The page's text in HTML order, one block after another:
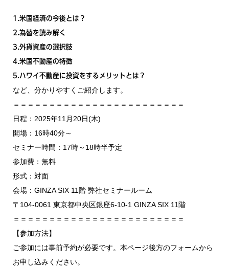
1.米国経済の今後とは？
2.為替を読み解く
3.外貨資産の選択肢
4.米国不動産の特徴
5.ハワイ不動産に投資をするメリットとは？
など、分かりやすくご紹介します。
＝＝＝＝＝＝＝＝＝＝＝＝＝＝＝＝＝＝＝＝＝＝＝＝
日程：2025年11月20日(木)
開場：16時40分～
セミナー時間：17時～18時半予定
参加費：無料
形式：対面
会場：GINZA SIX 11階 弊社セミナールーム
〒104-0061 東京都中央区銀座6-10-1 GINZA SIX 11階
＝＝＝＝＝＝＝＝＝＝＝＝＝＝＝＝＝＝＝＝＝＝＝＝
【参加方法】
ご参加には事前予約が必要です。本ページ後方のフォームから
お申し込みください。